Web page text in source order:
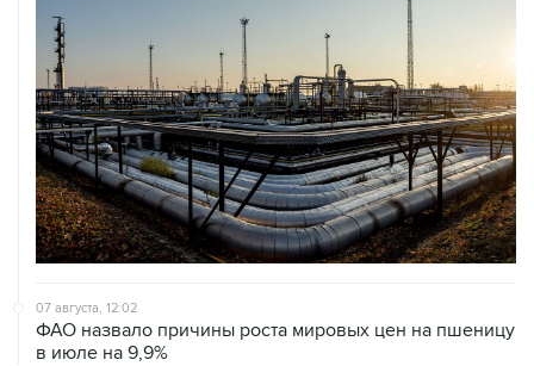
07 августа, 12:02
ФАО назвало причины роста мировых цен на пшеницу
в июле на 9,9%